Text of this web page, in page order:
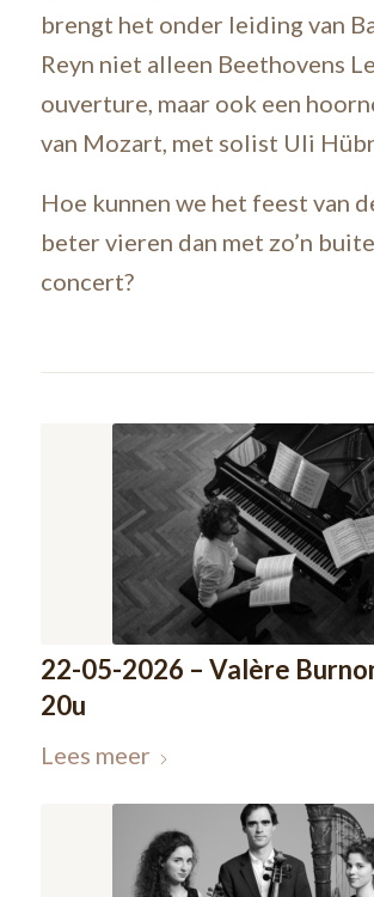
brengt het onder leiding van
Reyn niet alleen Beethovens
ouverture, maar ook een
van Mozart, met solist Uli
Hoe kunnen we het feest van
beter vieren dan met zo’n
concert?
22-05-2026 – Valère
20u
Lees meer